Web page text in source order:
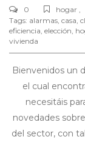
0
hogar ,
Tags: alarmas casa
eficiencia elección
vivienda
Bienvenidos un
el cual
necesitáis
novedades
del sector, con